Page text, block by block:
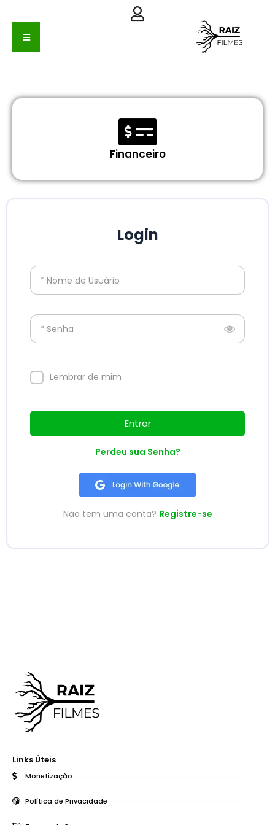
Financeiro
Login
* Nome de Usuário
* Senha
Lembrar de mim
Entrar
Perdeu sua Senha?
Não tem uma conta? Registre-se
Links Úteis
Monetização
Política de Privacidade